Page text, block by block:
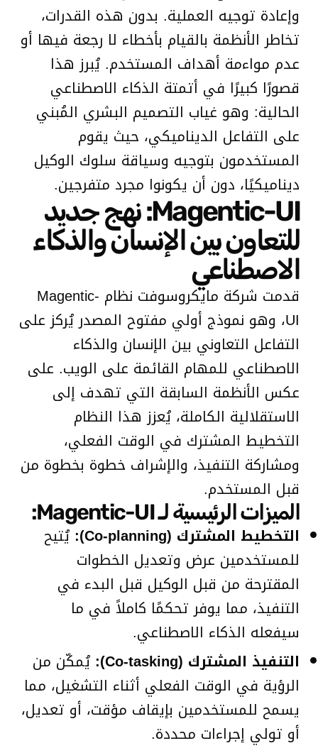
وإعادة توجيه العملية. بدون هذه القدرات،
تخاطر الأنظمة بالقيام بأخطاء لا رجعة فيها أو
عدم مواءمة أهداف المستخدم. يُبرز هذا
قصورًا كبيرًا في أتمتة الذكاء الاصطناعي
الحالية: وهو غياب التصميم البشري المُبني
على التفاعل الديناميكي، حيث يقوم
المستخدمون بتوجيه وسياقة سلوك الوكيل
ديناميكيًا، دون أن يكونوا مجرد متفرجين.
Magentic-UI: نهج جديد
للتعاون بين الإنسان والذكاء
الاصطناعي
قدمت شركة مايكروسوفت نظام Magentic-
UI، وهو نموذج أولي مفتوح المصدر يُركز على
التفاعل التعاوني بين الإنسان والذكاء
الاصطناعي للمهام القائمة على الويب. على
عكس الأنظمة السابقة التي تهدف إلى
الاستقلالية الكاملة، يُعزز هذا النظام
التخطيط المشترك في الوقت الفعلي،
ومشاركة التنفيذ، والإشراف خطوة بخطوة من
قبل المستخدم.
الميزات الرئيسية لـ Magentic-UI:
التخطيط المشترك (Co-planning):
يُتيح
للمستخدمين عرض وتعديل الخطوات
المقترحة من قبل الوكيل قبل البدء في
التنفيذ، مما يوفر تحكمًا كاملاً في ما
سيفعله الذكاء الاصطناعي.
التنفيذ المشترك (Co-tasking):
يُمكّن من
الرؤية في الوقت الفعلي أثناء التشغيل، مما
يسمح للمستخدمين بإيقاف مؤقت، أو تعديل،
أو تولي إجراءات محددة.